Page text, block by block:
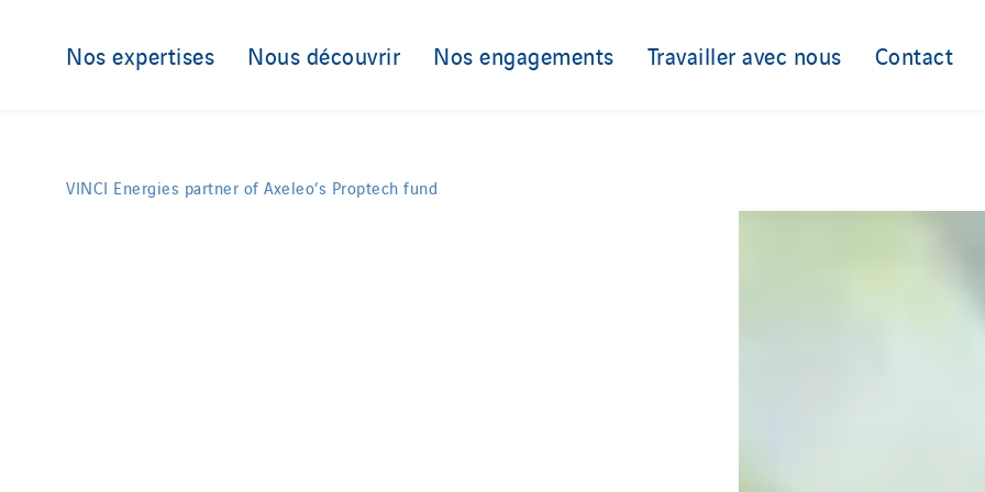
Nos expertises Nous découvrir Nos engagements Travailler avec nous Contact
VINCI Energies partner of Axeleo’s Proptech fund